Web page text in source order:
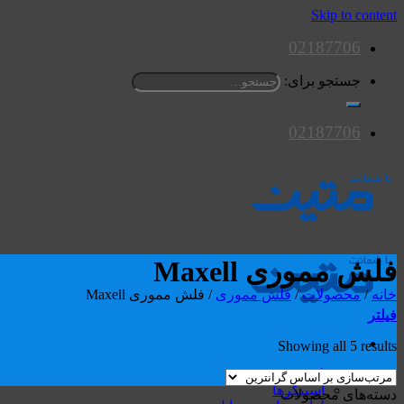
Skip to content
02187706
جستجو برای:
02187706
محصولات
اسپیکرها
فلش مموری Maxell
خانه / محصولات / فلش مموری / فلش مموری Maxell
فیلتر
Showing all 5 results
دسته‌های محصولات